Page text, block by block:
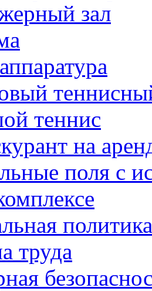
зал
теннис
на
поля с
политика
труда